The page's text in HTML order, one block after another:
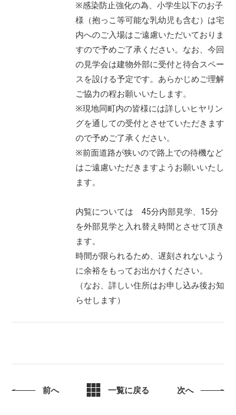
※感染防止強化の為、小学生以下のお子
様（抱っこ等可能な乳幼児も含む）は宅
内へのご入場はご遠慮いただいておりま
すので予めご了承ください。なお、今回
の見学会は建物外部に受付と待合スペー
スを設ける予定です。あらかじめご理解
ご協力の程お願いいたします。
※現地同町内の皆様には詳しいヒヤリン
グを通しての受付とさせていただきます
ので予めご了承ください。
※前面道路が狭いので路上での待機など
はご遠慮いただきますようお願いいたし
ます。
内覧については 45分内部見学、15分
を外部見学と入れ替え時間とさせて頂き
ます。
時間が限られるため、遅刻されないよう
に余裕をもってお出かけください。
（なお、詳しい住所はお申し込み後お知
らせします）
前へ 一覧に戻る 次へ